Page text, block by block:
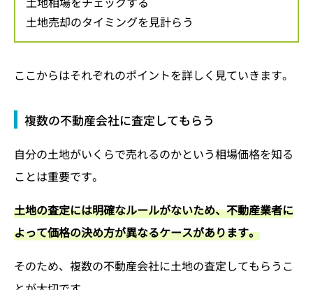
土地売却のタイミングを見計らう
ここからはそれぞれのポイントを詳しく見ていきます。
複数の不動産会社に査定してもらう
自分の土地がいくらで売れるのかという相場価格を知る
ことは重要です。
土地の査定には明確なルールがないため、不動産業者に
よって価格の決め方が異なるケースがあります。
そのため、複数の不動産会社に土地の査定してもらうこ